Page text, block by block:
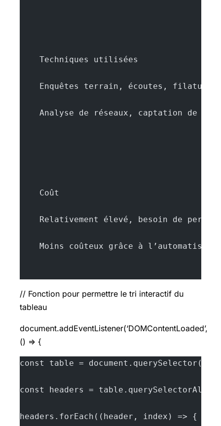
    Techniques utilisées
    Enquêtes terrain, écoutes, filatures
Analyse de réseaux, captation de
    Coût
Relativement élevé, besoin de
Moins coûteux grâce à
// Fonction pour permettre le tri interactif du
tableau
document.addEventListener(‘DOMContentLoaded’,
() => {
const table =
const headers =
headers.forEach((header, index) => {